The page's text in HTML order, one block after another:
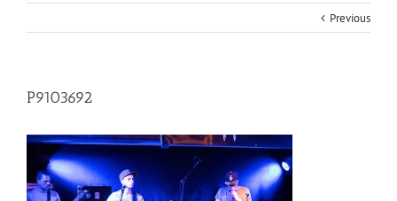
Previous
P9103692